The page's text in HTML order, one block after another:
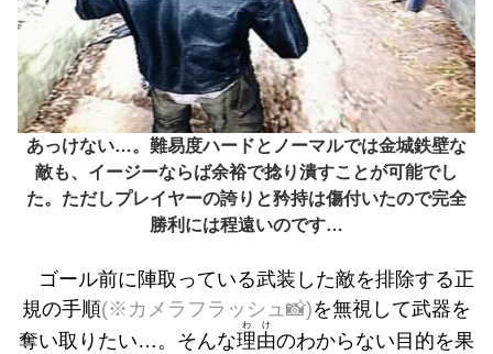
あっけない…。難易度ハードとノーマルでは金城鉄壁な
敵も、イージーならば余裕で捻り潰すことが可能でし
た。ただしプレイヤーの誇りと矜持は傷付いたので完全
勝利には程遠いのです…
ゴール前に陣取っている武装した敵を排除する正
規の手順(※カメラフラッシュ📸)を無視して武器を
奪い取りたい…。そんな理由
わけ
のわからない目的を果